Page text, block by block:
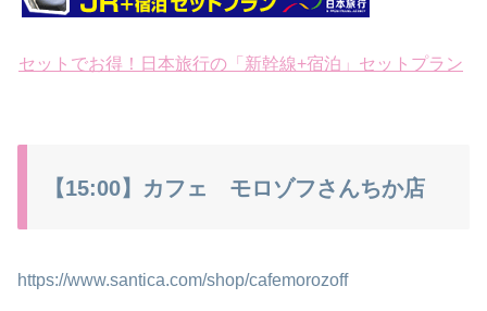
セットでお得！日本旅行の「新幹線+宿泊」セットプラン
【15:00】カフェ モロゾフさんちか店
https://www.santica.com/shop/cafemorozoff